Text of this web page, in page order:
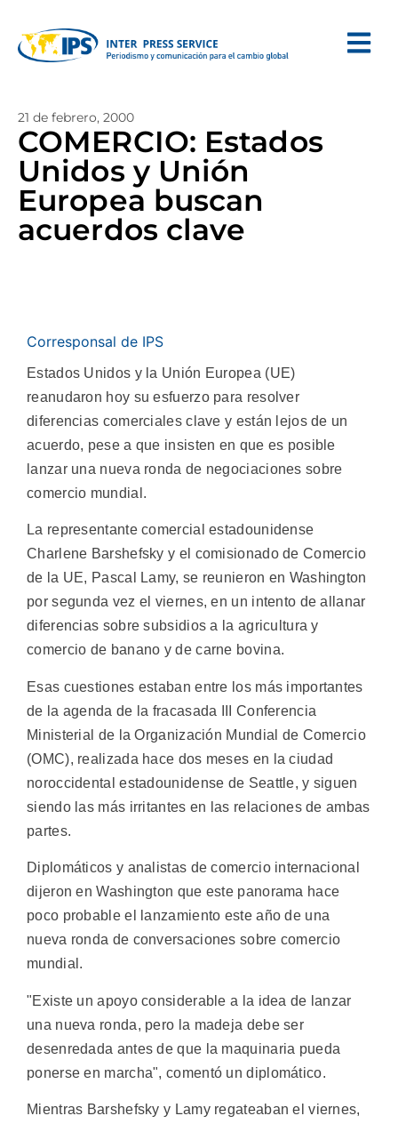
21 de febrero, 2000
COMERCIO: Estados
Unidos y Unión
Europea buscan
acuerdos clave
Corresponsal de IPS
Estados Unidos y la Unión Europea (UE)
reanudaron hoy su esfuerzo para resolver
diferencias comerciales clave y están lejos de un
acuerdo, pese a que insisten en que es posible
lanzar una nueva ronda de negociaciones sobre
comercio mundial.
La representante comercial estadounidense
Charlene Barshefsky y el comisionado de Comercio
de la UE, Pascal Lamy, se reunieron en Washington
por segunda vez el viernes, en un intento de allanar
diferencias sobre subsidios a la agricultura y
comercio de banano y de carne bovina.
Esas cuestiones estaban entre los más importantes
de la agenda de la fracasada III Conferencia
Ministerial de la Organización Mundial de Comercio
(OMC), realizada hace dos meses en la ciudad
noroccidental estadounidense de Seattle, y siguen
siendo las más irritantes en las relaciones de ambas
partes.
Diplomáticos y analistas de comercio internacional
dijeron en Washington que este panorama hace
poco probable el lanzamiento este año de una
nueva ronda de conversaciones sobre comercio
mundial.
"Existe un apoyo considerable a la idea de lanzar
una nueva ronda, pero la madeja debe ser
desenredada antes de que la maquinaria pueda
ponerse en marcha", comentó un diplomático.
Mientras Barshefsky y Lamy regateaban el viernes,